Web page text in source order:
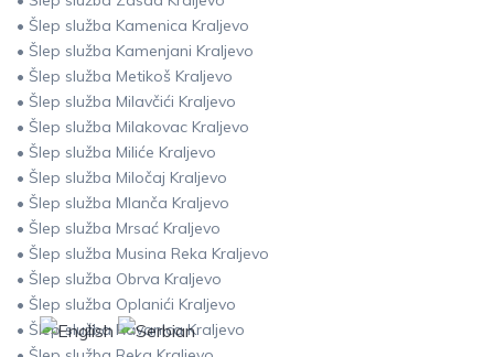
• Šlep služba Kamenica Kraljevo
• Šlep služba Kamenjani Kraljevo
• Šlep služba Metikoš Kraljevo
• Šlep služba Milavčići Kraljevo
• Šlep služba Milakovac Kraljevo
• Šlep služba Miliće Kraljevo
• Šlep služba Miločaj Kraljevo
• Šlep služba Mlanča Kraljevo
• Šlep služba Mrsać Kraljevo
• Šlep služba Musina Reka Kraljevo
• Šlep služba Obrva Kraljevo
• Šlep služba Oplanići Kraljevo
• Šlep služba Ravanica Kraljevo